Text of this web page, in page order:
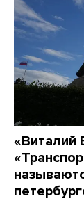
«Виталий